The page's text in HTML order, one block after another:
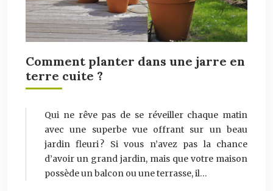
Comment planter dans une jarre en
terre cuite ?
Qui ne rêve pas de se réveiller chaque matin
avec une superbe vue offrant sur un beau
jardin fleuri ? Si vous n’avez pas la chance
d’avoir un grand jardin, mais que votre maison
possède un balcon ou une terrasse, il…